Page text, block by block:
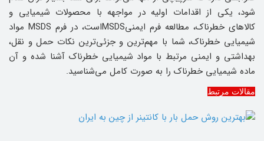
شود، یکی از اقدامات اولیه در مواجهه با محصولات شیمیایی و
کالاهای خطرناک، مطالعه فرم ایمنیMSDSاست، در فرم MSDS مواد
شیمیایی خطرناک، شما با مهم‌ترین و جزئی‌ترین نکات حمل و نقل،
بهداشتی و ایمنی مرتبط با مواد شیمیایی خطرناک آشنا شده و آن
ماده شیمیایی خطرناک را به صورت کامل می‌شناسید.
مقالات مرتبط